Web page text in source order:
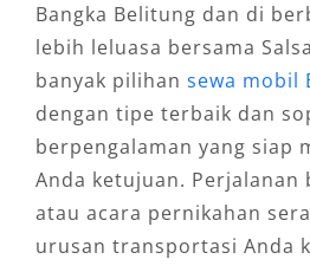
3. Cocok untuk
dan Wisata Alam
Infrastruktur jalan di
bervariasi, dari jalanan kota
lokasi wisata alam seperti
perbukitan. Mitsubishi
ground clearance tinggi dan
Bangka Belitung dan di
lebih leluasa bersama
banyak pilihan sewa mobil
dengan tipe terbaik dan
berpengalaman yang siap
Anda ketujuan. Perjalanan
atau acara pernikahan
urusan transportasi Anda